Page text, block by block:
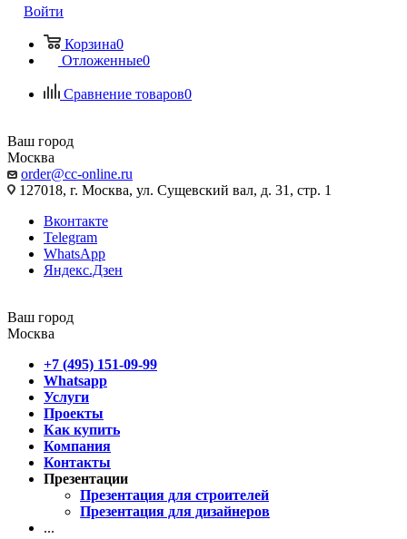
Войти
Корзина0
Отложенные0
Сравнение товаров0
Ваш город
Москва
order@cc-online.ru
127018, г. Москва, ул. Сущевский вал, д. 31, стр. 1
Вконтакте
Telegram
WhatsApp
Яндекс.Дзен
Ваш город
Москва
+7 (495) 151-09-99
Whatsapp
Услуги
Проекты
Как купить
Компания
Контакты
Презентации
Презентация для строителей
Презентация для дизайнеров
...